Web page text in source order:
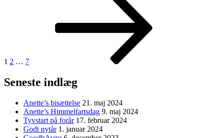
1 2 … 7
Seneste indlæg
Anette’s bisættelse 21. maj 2024
Anette’s Himmelfartsdag 9. maj 2024
Tyvstart på forår 17. februar 2024
Godt nytår 1. januar 2024